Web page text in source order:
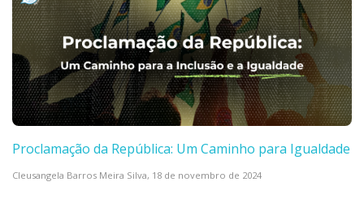
Proclamação da República: Um Caminho para Igualdade
Cleusangela Barros Meira Silva, 18 de novembro de 2024